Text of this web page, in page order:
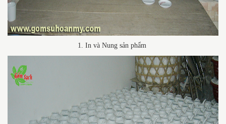
1. In và Nung sản phẩm